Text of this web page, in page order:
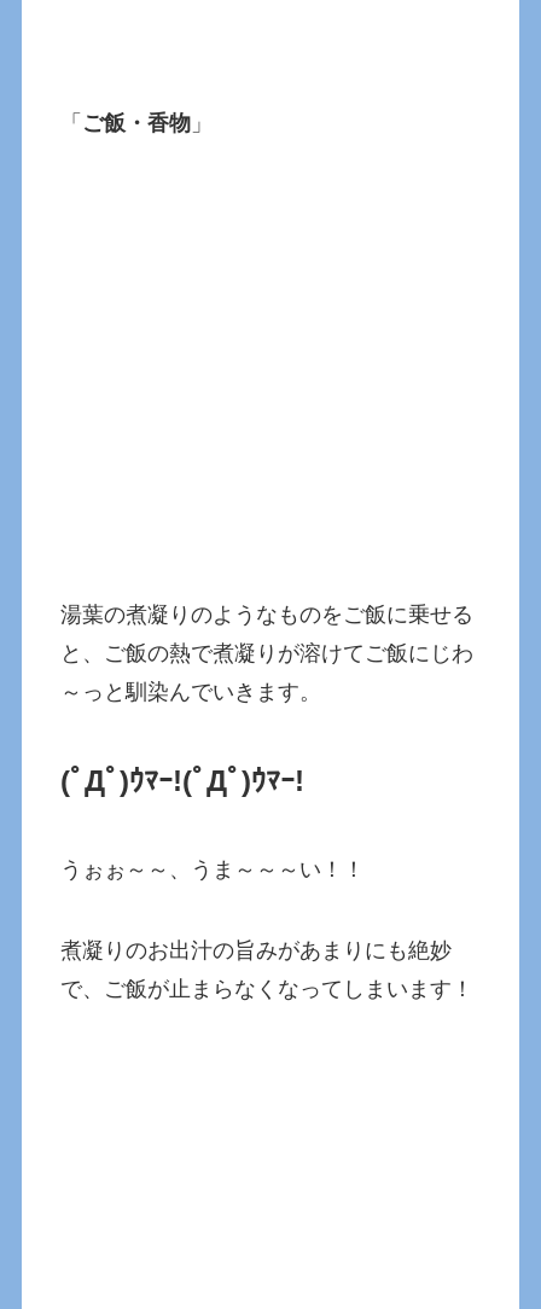
「 ご飯・香物 」
湯葉の煮凝りのようなものをご飯に乗せる
と、ご飯の熱で煮凝りが溶けてご飯にじわ
～っと馴染んでいきます。
(ﾟДﾟ)ｳﾏｰ!(ﾟДﾟ)ｳﾏｰ!
うぉぉ～～、うま～～～い！！
煮凝りのお出汁の旨みがあまりにも絶妙
で、ご飯が止まらなくなってしまいます！